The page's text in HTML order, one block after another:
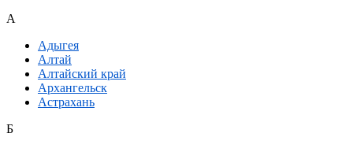
А
Адыгея
Алтай
Алтайский край
Архангельск
Астрахань
Б